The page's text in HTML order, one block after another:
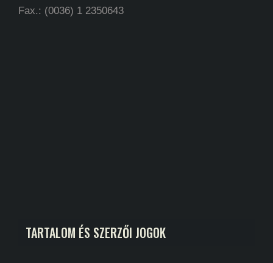
Fax.: (0036) 1 2350643
TARTALOM ÉS SZERZŐI JOGOK